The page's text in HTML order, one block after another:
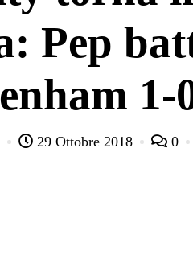
Pep
1-
29 Ottobre 2018 0